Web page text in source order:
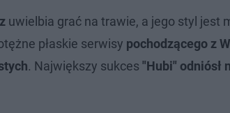
uwielbia grać na trawie, a jego styl jest
płaskie serwisy pochodzącego z
. Największy sukces "Hubi" odniósł